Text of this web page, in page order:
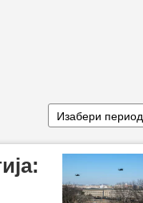
Изабери период